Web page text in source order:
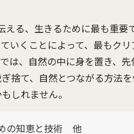
る、生きるために最も重要
いくことによって、最もク
は、自然の中に身を置き、
捨て、自然とつながる方法
しれません。
の知恵と技術 他